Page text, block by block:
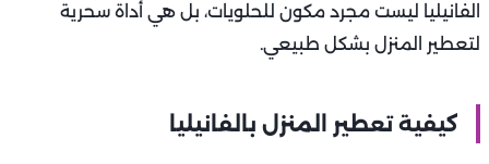
الفانيليا ليست مجرد مكون للحلويات، بل هي أداة سحرية
لتعطير المنزل بشكل طبيعي.
كيفية تعطير المنزل بالفانيليا